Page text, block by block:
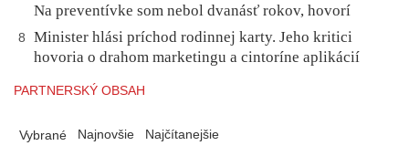
Na preventívke som nebol dvanásť rokov, hovorí
8
Minister hlási príchod rodinnej karty. Jeho kritici
hovoria o drahom marketingu a cintoríne aplikácií
PARTNERSKÝ OBSAH
Vybrané Najnovšie Najčítanejšie